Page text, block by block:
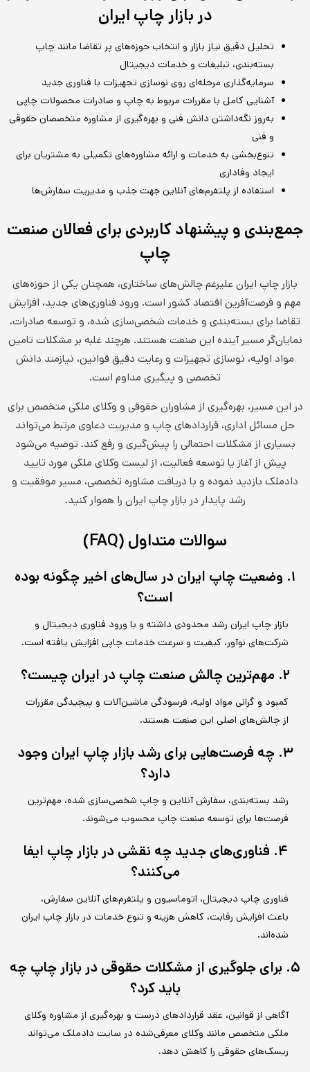
در بازار چاپ ایران
تحلیل دقیق نیاز بازار و انتخاب حوزه‌های پر تقاضا مانند چاپ
بسته‌بندی، تبلیغات و خدمات دیجیتال
سرمایه‌گذاری مرحله‌ای روی نوسازی تجهیزات با فناوری جدید
آشنایی کامل با مقررات مربوط به چاپ و صادرات محصولات چاپی
به‌روز نگه‌داشتن دانش فنی و بهره‌گیری از مشاوره متخصصان حقوقی
و فنی
تنوع‌بخشی به خدمات و ارائه مشاوره‌های تکمیلی به مشتریان برای
ایجاد وفاداری
استفاده از پلتفرم‌های آنلاین جهت جذب و مدیریت سفارش‌ها
جمع‌بندی و پیشنهاد کاربردی برای فعالان صنعت
چاپ
بازار چاپ ایران علیرغم چالش‌های ساختاری، همچنان یکی از حوزه‌های
مهم و فرصت‌آفرین اقتصاد کشور است. ورود فناوری‌های جدید، افزایش
تقاضا برای بسته‌بندی و خدمات شخصی‌سازی شده، و توسعه صادرات،
نمایان‌گر مسیر آینده این صنعت هستند. هرچند غلبه بر مشکلات تامین
مواد اولیه، نوسازی تجهیزات و رعایت دقیق قوانین، نیازمند دانش
تخصصی و پیگیری مداوم است.
در این مسیر، بهره‌گیری از مشاوران حقوقی و وکلای ملکی متخصص برای
حل مسائل اداری، قراردادهای چاپ و مدیریت دعاوی مرتبط می‌تواند
بسیاری از مشکلات احتمالی را پیش‌گیری و رفع کند. توصیه می‌شود
پیش از آغاز یا توسعه فعالیت، از لیست وکلای ملکی مورد تایید
دادملک بازدید نموده و با دریافت مشاوره تخصصی، مسیر موفقیت و
رشد پایدار در بازار چاپ ایران را هموار کنید.
سوالات متداول (FAQ)
۱. وضعیت چاپ ایران در سال‌های اخیر چگونه بوده
است؟
بازار چاپ ایران رشد محدودی داشته و با ورود فناوری دیجیتال و
شرکت‌های نوآور، کیفیت و سرعت خدمات چاپی افزایش یافته است.
۲. مهم‌ترین چالش صنعت چاپ در ایران چیست؟
کمبود و گرانی مواد اولیه، فرسودگی ماشین‌آلات و پیچیدگی مقررات
از چالش‌های اصلی این صنعت هستند.
۳. چه فرصت‌هایی برای رشد بازار چاپ ایران وجود
دارد؟
رشد بسته‌بندی، سفارش آنلاین و چاپ شخصی‌سازی شده، مهم‌ترین
فرصت‌ها برای توسعه صنعت چاپ محسوب می‌شوند.
۴. فناوری‌های جدید چه نقشی در بازار چاپ ایفا
می‌کنند؟
فناوری چاپ دیجیتال، اتوماسیون و پلتفرم‌های آنلاین سفارش،
باعث افزایش رقابت، کاهش هزینه و تنوع خدمات در بازار چاپ ایران
شده‌اند.
۵. برای جلوگیری از مشکلات حقوقی در بازار چاپ چه
باید کرد؟
آگاهی از قوانین، عقد قراردادهای درست و بهره‌گیری از مشاوره وکلای
ملکی متخصص مانند وکلای معرفی‌شده در سایت دادملک می‌تواند
ریسک‌های حقوقی را کاهش دهد.